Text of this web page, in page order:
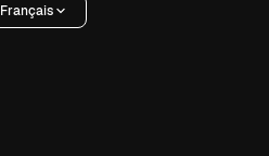
Français